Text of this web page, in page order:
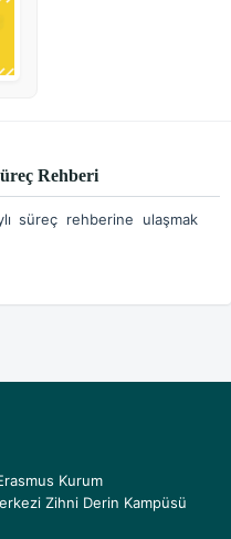
Rehberi
süreç rehberine ulaşmak
Kurum
Zihni Derin Kampüsü